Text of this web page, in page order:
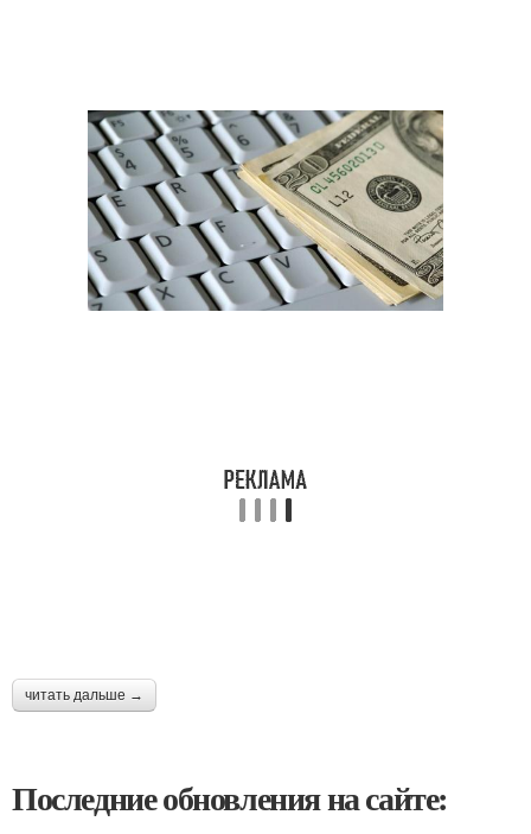
читать дальше →
Последние обновления на сайте: